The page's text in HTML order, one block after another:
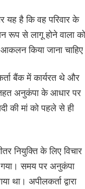
यह है कि वह परिवार के
रूप से लागू होने वाला
किया जाना
बैंक में कार्यरत थे और
तहत अनुकंपा के आधार पर
की मां को पहले से ही
नियुक्ति के लिए विचार
गया। समय पर अनुकंपा
था। अपीलकर्ता द्वारा